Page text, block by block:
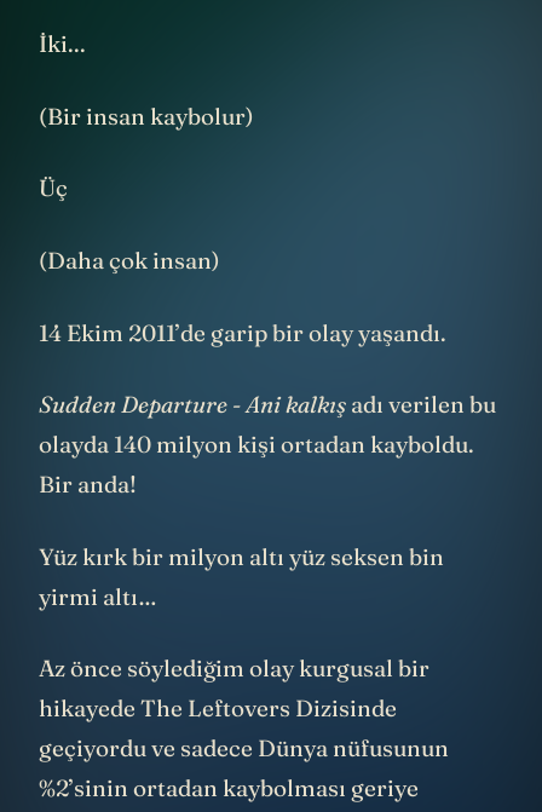
İki...
(Bir insan kaybolur)
Üç
(Daha çok insan)
14 Ekim 2011’de garip bir olay yaşandı.
Sudden Departure - Ani kalkış adı verilen bu
olayda 140 milyon kişi ortadan kayboldu.
Bir anda!
Yüz kırk bir milyon altı yüz seksen bin
yirmi altı…
Az önce söylediğim olay kurgusal bir
hikayede The Leftovers Dizisinde
geçiyordu ve sadece Dünya nüfusunun
%2’sinin ortadan kaybolması geriye